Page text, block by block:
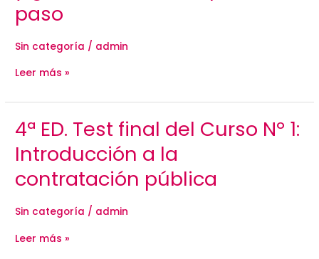
paso
Sin categoría / admin
participar
y
licitaciones
a
paso
Leer más »
4ª ED. Test final del Curso Nº 1:
Introducción a la
contratación pública
Sin categoría / admin
4ª
ED.
Test
final
Curso
Nº
Introducción
la
Leer más »